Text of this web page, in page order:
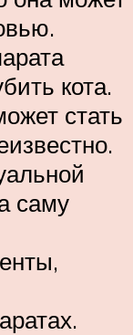
кота.
стать
саму